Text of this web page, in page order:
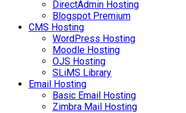
DirectAdmin Hosting
Blogspot Premium
CMS Hosting
WordPress Hosting
Moodle Hosting
OJS Hosting
SLiMS Library
Email Hosting
Basic Email Hosting
Zimbra Mail Hosting